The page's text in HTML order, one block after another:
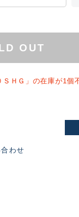
れた未使用
OUT
ＨＧ」の在庫が1個
わせ